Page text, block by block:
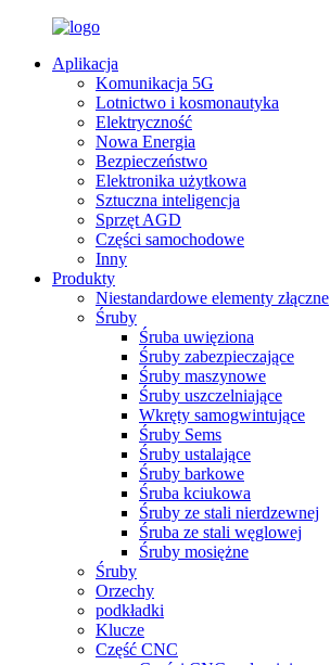
Aplikacja
Komunikacja 5G
Lotnictwo i kosmonautyka
Elektryczność
Nowa Energia
Bezpieczeństwo
Elektronika użytkowa
Sztuczna inteligencja
Sprzęt AGD
Części samochodowe
Inny
Produkty
Niestandardowe elementy złączne
Śruby
Śruba uwięziona
Śruby zabezpieczające
Śruby maszynowe
Śruby uszczelniające
Wkręty samogwintujące
Śruby Sems
Śruby ustalające
Śruby barkowe
Śruba kciukowa
Śruby ze stali nierdzewnej
Śruba ze stali węglowej
Śruby mosiężne
Śruby
Orzechy
podkładki
Klucze
Część CNC